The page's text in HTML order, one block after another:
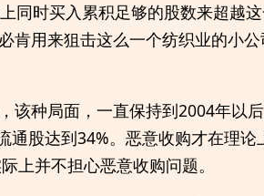
同时买入累积足够的股数来超越
肯用来狙击这么一个纺织业的小
该种局面，一直保持到2004年以
通股达到34%。恶意收购才在理
上并不担心恶意收购问题。